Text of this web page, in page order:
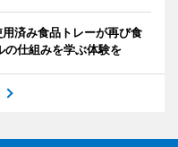
済み食品トレーが再び食
の仕組みを学ぶ体験を